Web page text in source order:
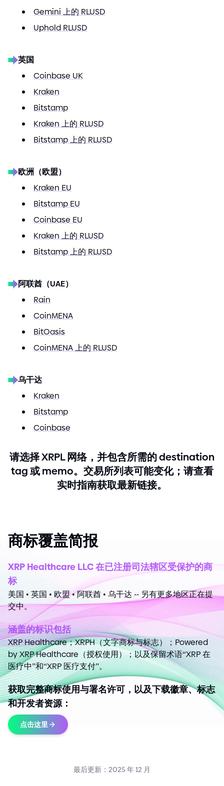
Gemini 上的 RLUSD
Uphold RLUSD
英国
Coinbase UK
Kraken
Bitstamp
Kraken 上的 RLUSD
Bitstamp 上的 RLUSD
欧洲（欧盟）
Kraken EU
Bitstamp EU
Coinbase EU
Kraken 上的 RLUSD
Bitstamp 上的 RLUSD
阿联酋（UAE）
Rain
CoinMENA
BitOasis
CoinMENA 上的 RLUSD
乌干达
Kraken
Bitstamp
Coinbase
请选择 XRPL 网络，并包含所需的 destination
tag 或 memo。交易所列表可能变化；请查看
实时指南获取最新链接。
商标覆盖简报
XRP Healthcare LLC 在已注册司法辖区受保护的商
标
美国 • 英国 • 欧盟 • 阿联酋 • 乌干达 -- 另有更多地区正在提
交中。
涵盖的标识包括
XRP Healthcare；XRPH（文字商标与标志）；Powered
by XRP Healthcare（授权使用）；以及保留术语“XRP 在
医疗中”和“XRP 医疗支付”。
获取完整商标使用与署名许可，以及下载徽章、标志
和开发者资源：
点击这里
最后更新：2025 年 12 月